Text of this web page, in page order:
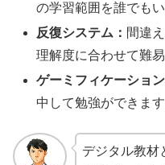
の学習範囲を誰でも
反復システム： 間違
理解度に合わせて難
ゲーミフィケーショ
中して勉強ができます
デジタル教材